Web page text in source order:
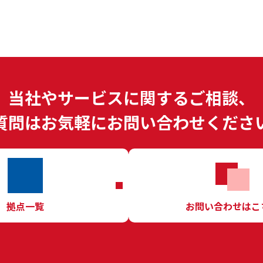
当社やサービスに関するご相談、
問はお気軽にお問い合わせくださ
拠点一覧 お問い合わせはこ